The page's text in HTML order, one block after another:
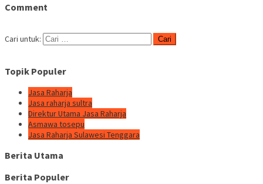
Comment
Cari untuk:
Topik Populer
Jasa Raharja
Jasa raharja sultra
Direktur Utama Jasa Raharja
Asmawa tosepu
Jasa Raharja Sulawesi Tenggara
Berita Utama
Berita Populer